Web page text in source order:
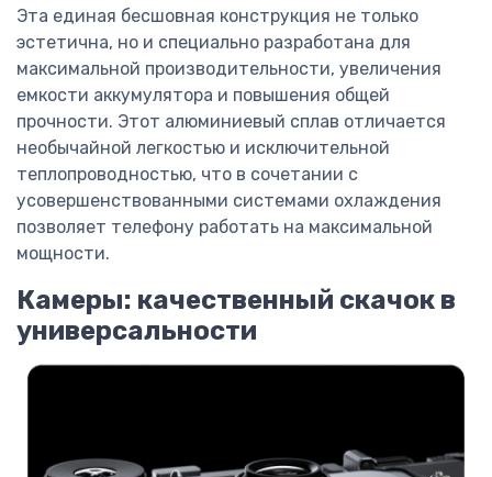
Эта единая бесшовная конструкция не только
эстетична, но и специально разработана для
максимальной производительности, увеличения
емкости аккумулятора и повышения общей
прочности. Этот алюминиевый сплав отличается
необычайной легкостью и исключительной
теплопроводностью, что в сочетании с
усовершенствованными системами охлаждения
позволяет телефону работать на максимальной
мощности.
Камеры: качественный скачок в
универсальности